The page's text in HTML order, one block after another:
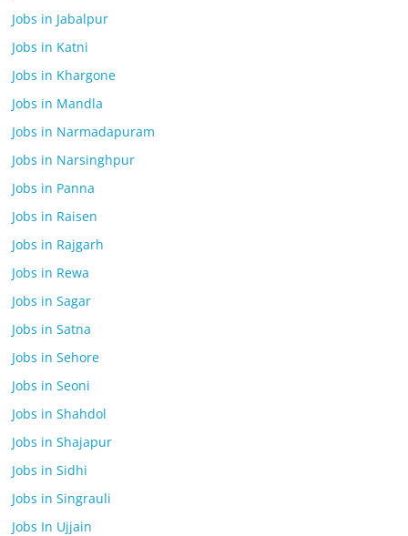
Jobs in Jabalpur
Jobs in Katni
Jobs in Khargone
Jobs in Mandla
Jobs in Narmadapuram
Jobs in Narsinghpur
Jobs in Panna
Jobs in Raisen
Jobs in Rajgarh
Jobs in Rewa
Jobs in Sagar
Jobs in Satna
Jobs in Sehore
Jobs in Seoni
Jobs in Shahdol
Jobs in Shajapur
Jobs in Sidhi
Jobs in Singrauli
Jobs In Ujjain